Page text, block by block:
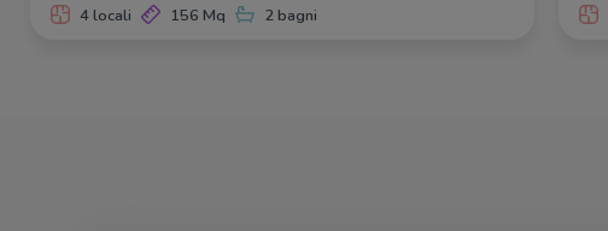
4 locali 156 Mq 2 bagni